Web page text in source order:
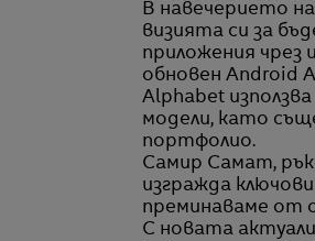
В навечерието
визията си за
приложения чрез
обновен Android
Alphabet
модели, като
портфолио.
Самир Самат,
изгражда
преминаваме от
С новата